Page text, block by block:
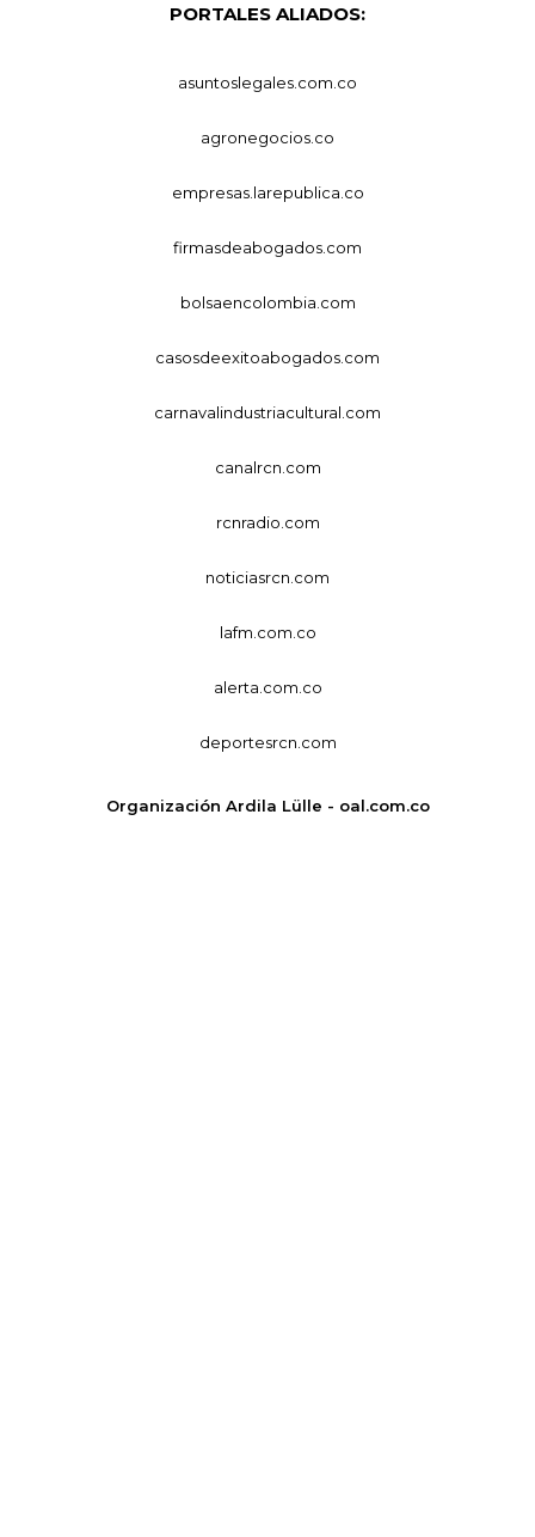
PORTALES ALIADOS:
asuntoslegales.com.co
agronegocios.co
empresas.larepublica.co
firmasdeabogados.com
bolsaencolombia.com
casosdeexitoabogados.com
carnavalindustriacultural.com
canalrcn.com
rcnradio.com
noticiasrcn.com
lafm.com.co
alerta.com.co
deportesrcn.com
Organización Ardila Lülle - oal.com.co